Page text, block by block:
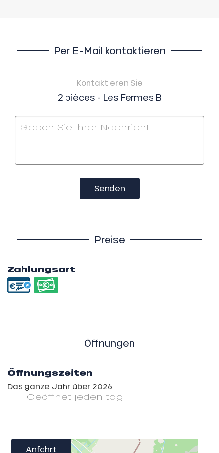
Per E-Mail kontaktieren
Kontaktieren Sie
2 pièces - Les Fermes B
Senden
Preise
Zahlungsart
Öffnungen
Öffnungszeiten
Das ganze Jahr über 2026
Geöffnet jeden tag
Anfahrt